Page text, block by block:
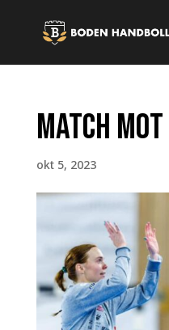
Match
okt 5, 2023